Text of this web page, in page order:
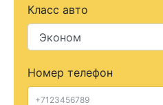
Класс авто
Номер телефон